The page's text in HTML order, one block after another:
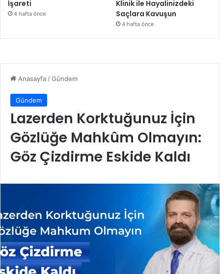
İşareti
4 hafta önce
Klinik ile Hayalinizdeki
Saçlara Kavuşun
4 hafta önce